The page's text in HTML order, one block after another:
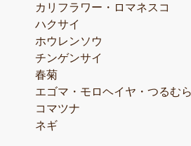
カリフラワー・ロマネスコ
ハクサイ
ホウレンソウ
チンゲンサイ
春菊
エゴマ・モロヘイヤ・つるむ
コマツナ
ネギ